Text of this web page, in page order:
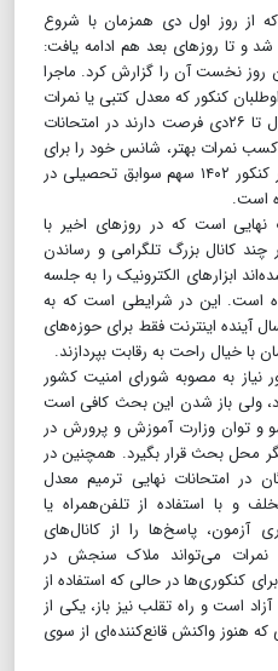
که از روز اول دی همزمان با شروع
و تا روزهای بعد هم ادامه یافت:
نخست آن را گزارش کرد. ماجرا
کنکور که معدل کتبی یا نمرات
دروس تخصصی خوبی ندارند از اول تا ۲۶دی فرصت دارند در امتحانات
نمرات بهتر، شانس خود را برای
قبولی در کنکور بالاتر ببرند چراکه در کنکور ۱۴۰۲ سهم سوابق تحصیلی در
نهایی است که در روزهای اخیر با
کانال بزرگ تلگرامی و رساندن
ابزارهای الکترونیک را به جلسه
است. این در شرایطی است که به
آینده اینترنت فقط برای حوزه‌های
با خیال راحت به رقابت بپردازند.
نیاز به مصوبه شورای امنیت کشور
ولی باز شدن این بحث کافی است
و توان وزارت آموزش و پرورش در
محل بحث قرار بگیرد. همچنین در
در امتحانات نهایی ترمیم معدل
و با استفاده از تلفن‌همراه یا
پاسخ‌ها را از کانال‌های
نمرات می‌تواند ملاک سنجش در
برای کنکوری‌ها در حالی که استفاده از
است و راه تقلب نیز باز، یکی از
هنوز واکنش قانع‌کننده‌ای از سوی